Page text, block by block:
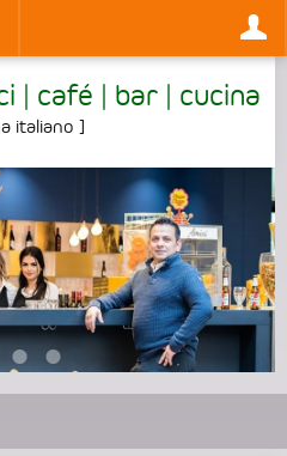
| café | bar | cucina
italiano ]
••